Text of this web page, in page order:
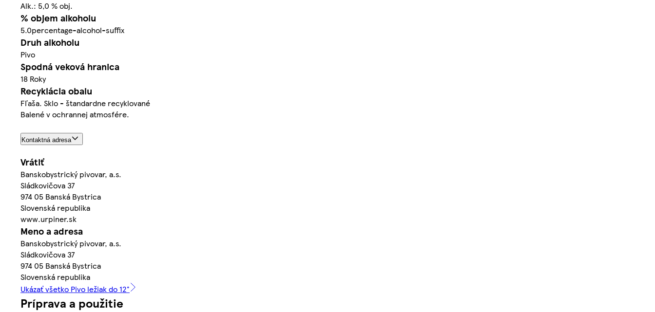
Alk.: 5,0 % obj.
% objem alkoholu
5.0percentage-alcohol-suffix
Druh alkoholu
Pivo
Spodná veková hranica
18 Roky
Recyklácia obalu
Fľaša. Sklo - štandardne recyklované
Balené v ochrannej atmosfére.
Kontaktná adresa
Vrátiť
Banskobystrický pivovar, a.s.
Sládkovičova 37
974 05 Banská Bystrica
Slovenská republika
www.urpiner.sk
Meno a adresa
Banskobystrický pivovar, a.s.
Sládkovičova 37
974 05 Banská Bystrica
Slovenská republika
Ukázať všetko Pivo ležiak do 12°
Príprava a použitie